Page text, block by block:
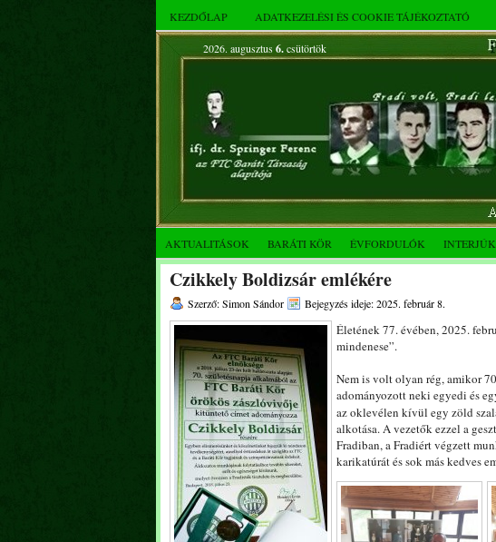
KEZDŐLAP ADATKEZELÉSI ÉS COOKIE TÁJÉKOZTATÓ
2026. augusztus 6.csütörtök
AKTUALITÁSOK BARÁTI KÖR ÉVFORDULÓK INTERJÚK
Czikkely Boldizsár emlékére
Szerző: Simon Sándor Bejegyzés ideje: 2025. február 8.
Életének 77. évében, 2025.
mindenese”.
Nem is volt olyan rég, amikor
adományozott neki egyedi és
az oklevélen kívül egy zöld
alkotása. A vezetők ezzel a
Fradiban, a Fradiért végzett
karikatúrát és sok más kedves